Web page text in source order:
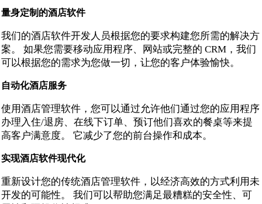
量身定制的酒店软件
我们的酒店软件开发人员根据您的要求构建您所需的解决方
案。 如果您需要移动应用程序、网站或完整的 CRM，我们
可以根据您的需求为您做一切，让您的客户体验愉快。
自动化酒店服务
使用酒店管理软件，您可以通过允许他们通过您的应用程序
办理入住/退房、在线下订单、预订他们喜欢的餐桌等来提
高客户满意度。 它减少了您的前台操作和成本。
实现酒店软件现代化
重新设计您的传统酒店管理软件，以经济高效的方式利用未
开发的可能性。 我们可以帮助您满足最糟糕的安全性、可